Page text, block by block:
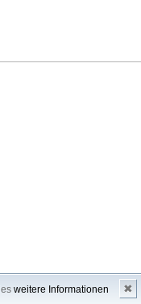
weitere Informationen ✖